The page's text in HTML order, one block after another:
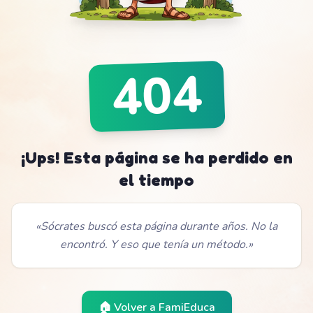
404
¡Ups! Esta página se ha perdido en
el tiempo
«Sócrates buscó esta página durante años. No la
encontró. Y eso que tenía un método.»
🏠 Volver a FamiEduca